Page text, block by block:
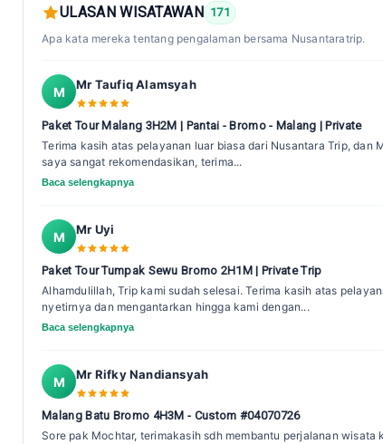
ULASAN WISATAWAN
171
Apa kata mereka tentang pengalaman bersama Nusantaratrip.
M Mr Taufiq Alamsyah
Paket Tour Malang 3H2M | Pantai - Bromo - Malang | Private
Terima kasih atas pelayanan luar biasa dari Nusantara Trip, dan
saya sangat rekomendasikan, terima...
Baca selengkapnya
M Mr Uyi
Paket Tour Tumpak Sewu Bromo 2H1M | Private Trip
Alhamdulillah, Trip kami sudah selesai. Terima kasih atas
nyetirnya dan mengantarkan hingga kami dengan...
Baca selengkapnya
M Mr Rifky Nandiansyah
Malang Batu Bromo 4H3M - Custom #04070726
Sore pak Mochtar, terimakasih sdh membantu perjalanan